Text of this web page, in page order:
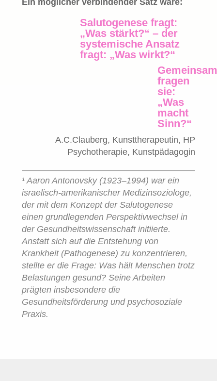
Ein möglicher verbindender Satz wäre:
Salutogenese fragt:
„Was stärkt?“ – der
systemische Ansatz
fragt: „Was wirkt?“
Gemeinsam
fragen
sie:
„Was
macht
Sinn?“
A.C.Clauberg, Kunsttherapeutin, HP
Psychotherapie, Kunstpädagogin
¹ Aaron Antonovsky (1923–1994) war ein
israelisch-amerikanischer Medizinsoziologe,
der mit dem Konzept der Salutogenese
einen grundlegenden Perspektivwechsel in
der Gesundheitswissenschaft initiierte.
Anstatt sich auf die Entstehung von
Krankheit (Pathogenese) zu konzentrieren,
stellte er die Frage: Was hält Menschen trotz
Belastungen gesund? Seine Arbeiten
prägten insbesondere die
Gesundheitsförderung und psychosoziale
Praxis.